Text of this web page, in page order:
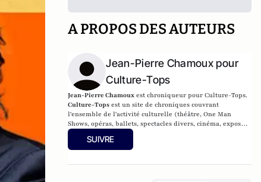
A PROPOS DES AUTEURS
Jean-Pierre Chamoux pour
Culture-Tops
Jean-Pierre Chamoux est chroniqueur pour Culture-Tops.
Culture-Tops est un site de chroniques couvrant
l'ensemble de l'activité culturelle (théâtre, One Man
Shows, opéras, ballets, spectacles divers, cinéma, expos,
livres, etc.). Culture-Tops a été créé en novembre 2013 par
Jacques Paugam , journaliste et écrivain, et son fils,
Gabriel Lecarpentier-Paugam, 23 ans, en Master d'école de
SUIVRE